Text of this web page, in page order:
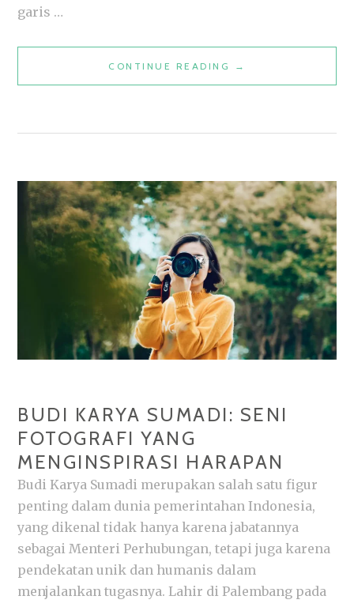
garis …
CONTINUE READING
PENGERTIAN
FRAMING
FOTO
YANG
MEMUKAU
→
BUDI KARYA SUMADI: SENI
FOTOGRAFI YANG
MENGINSPIRASI HARAPAN
Budi Karya Sumadi merupakan salah satu figur
penting dalam dunia pemerintahan Indonesia,
yang dikenal tidak hanya karena jabatannya
sebagai Menteri Perhubungan, tetapi juga karena
pendekatan unik dan humanis dalam
menjalankan tugasnya. Lahir di Palembang pada